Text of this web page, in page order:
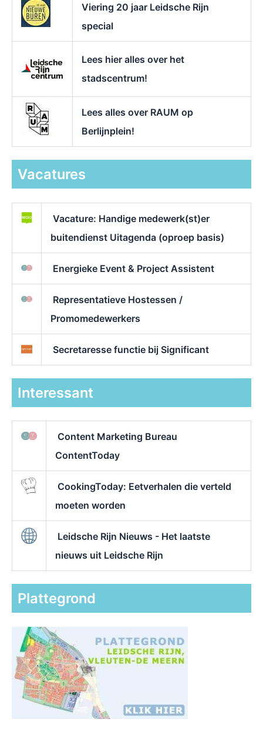
Viering 20 jaar Leidsche Rijn
special
Lees hier alles over het
stadscentrum!
Lees alles over RAUM op
Berlijnplein!
Vacatures
Vacature: Handige medewerk(st)er
buitendienst Uitagenda (oproep basis)
Energieke Event & Project Assistent
Representatieve Hostessen /
Promomedewerkers
Secretaresse functie bij Significant
Interessant
Content Marketing Bureau
ContentToday
CookingToday: Eetverhalen die verteld
moeten worden
Leidsche Rijn Nieuws - Het laatste
nieuws uit Leidsche Rijn
Plattegrond